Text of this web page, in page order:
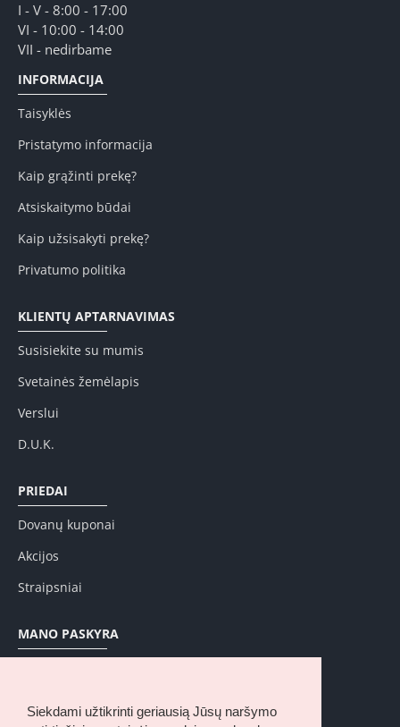
Siekdami užtikrinti geriausią Jūsų naršymo
I - V - 8:00 - 17:00
VI - 10:00 - 14:00
VII - nedirbame
INFORMACIJA
Taisyklės
Pristatymo informacija
Kaip grąžinti prekę?
Atsiskaitymo būdai
Kaip užsisakyti prekę?
Privatumo politika
KLIENTŲ APTARNAVIMAS
Susisiekite su mumis
Svetainės žemėlapis
Verslui
D.U.K.
PRIEDAI
Dovanų kuponai
Akcijos
Straipsniai
MANO PASKYRA